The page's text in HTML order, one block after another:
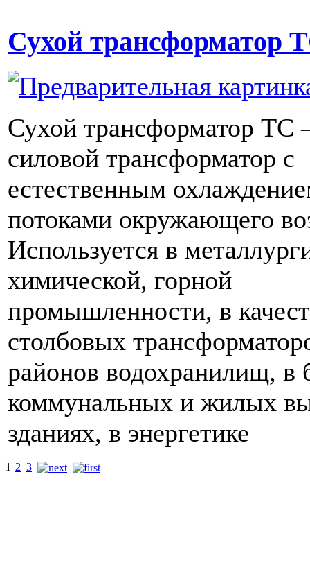
Сухой трансформатор
Сухой трансформатор ТС
силовой трансформатор с
естественным
потоками окружающего
Используется в
химической, горной
промышленности, в
столбовых
районов водохранилищ, в
коммунальных и жилых
зданиях, в энергетике
1 2 3